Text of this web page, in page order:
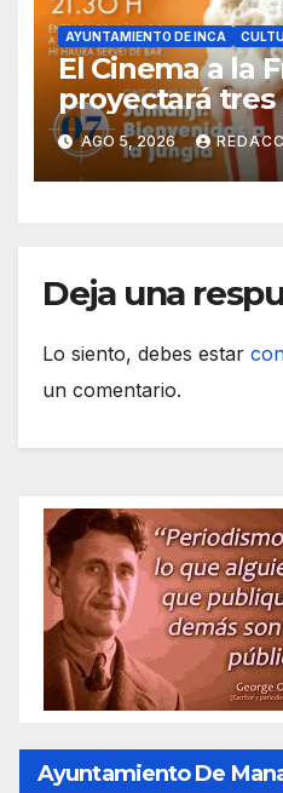
AYUNTAMIENTO DE INCA
El Cinema a la
proyectará
solidarias en la
AGO 5, 2026
Deja una
Lo siento, debes estar
un comentario.
Ayuntamiento De